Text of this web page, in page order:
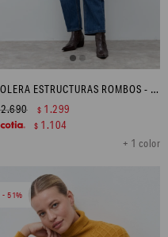
POLERA ESTRUCTURAS ROMBOS - LACRE
+ 1 color
2.690 $ 1.299
$ 1.104
51